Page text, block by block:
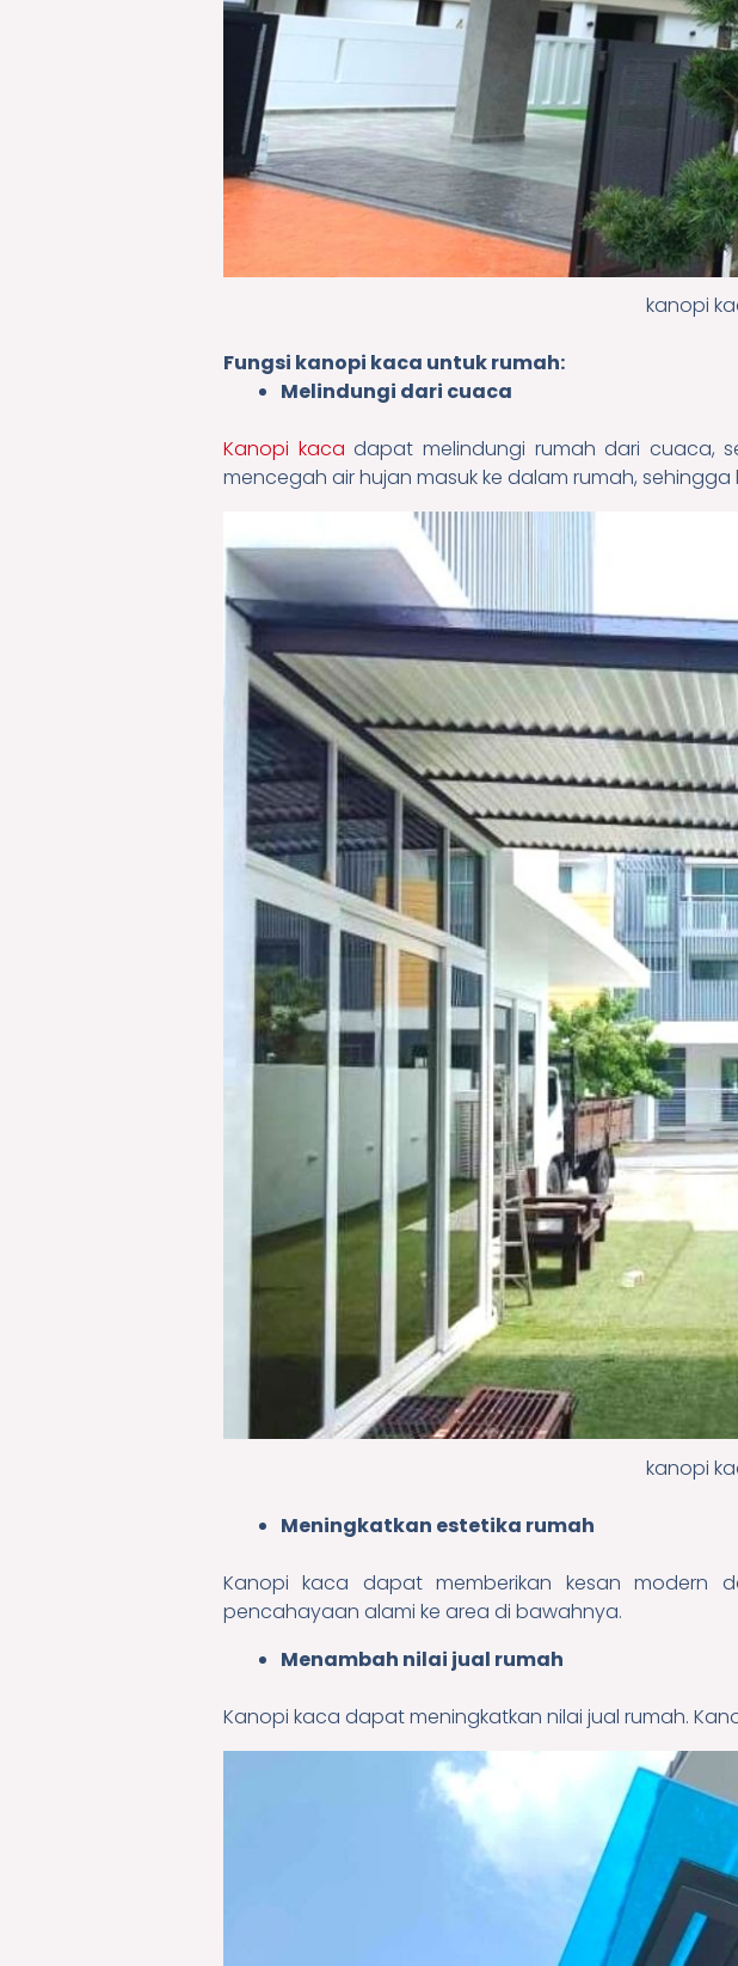
kanopi
Fungsi kanopi kaca untuk rumah:
Melindungi dari cuaca
Kanopi kaca dapat melindungi rumah dari cuaca,
mencegah air hujan masuk ke dalam rumah,
kanopi
Meningkatkan estetika rumah
Kanopi kaca dapat memberikan kesan modern
pencahayaan alami ke area di bawahnya.
Menambah nilai jual rumah
Kanopi kaca dapat meningkatkan nilai jual rumah.